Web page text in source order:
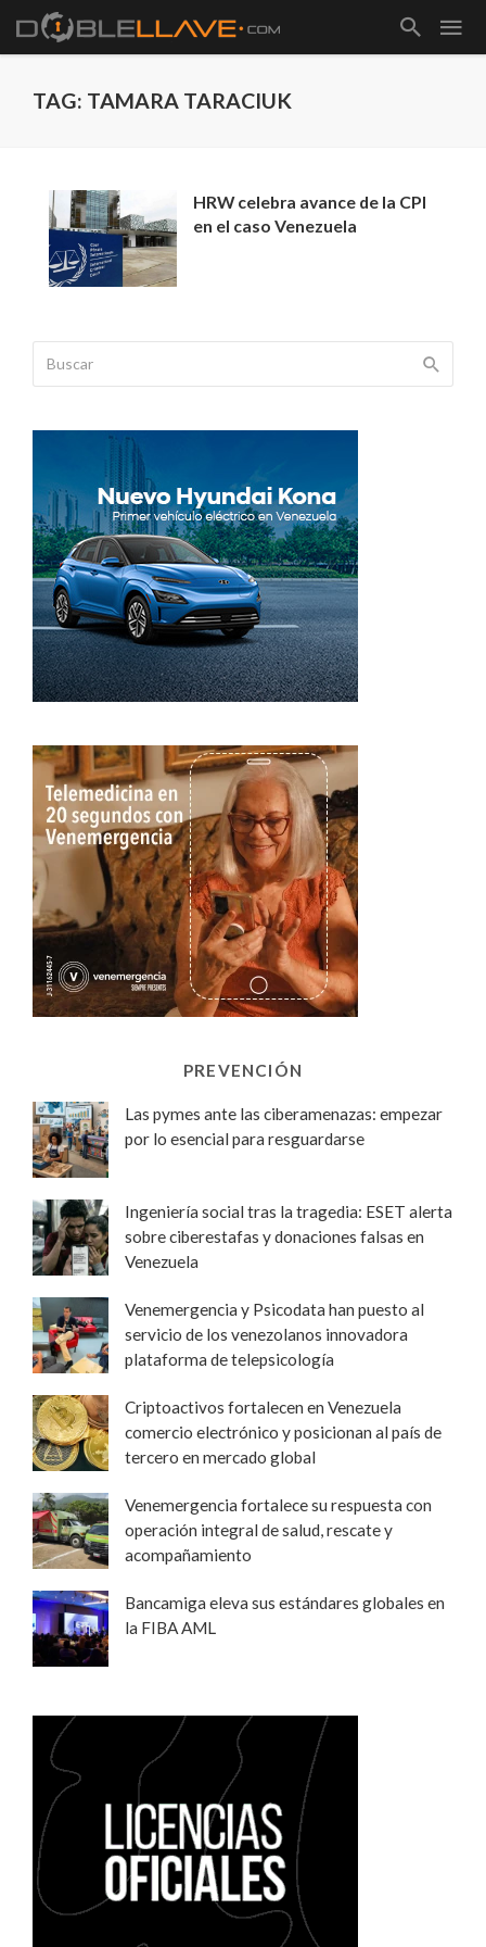
TAG: TAMARA TARACIUK
HRW celebra avance de la CPI
en el caso Venezuela
PREVENCIÓN
Las pymes ante las ciberamenazas: empezar
por lo esencial para resguardarse
Ingeniería social tras la tragedia: ESET alerta
sobre ciberestafas y donaciones falsas en
Venezuela
Venemergencia y Psicodata han puesto al
servicio de los venezolanos innovadora
plataforma de telepsicología
Criptoactivos fortalecen en Venezuela
comercio electrónico y posicionan al país de
tercero en mercado global
Venemergencia fortalece su respuesta con
operación integral de salud, rescate y
acompañamiento
Bancamiga eleva sus estándares globales en
la FIBA AML